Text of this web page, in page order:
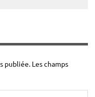
publiée. Les champs